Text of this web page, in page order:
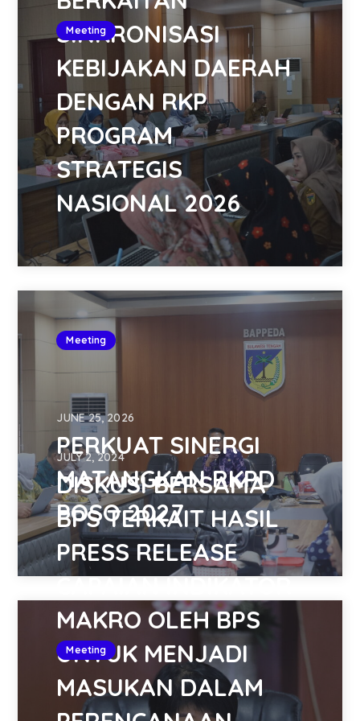
Meeting
SINKRONISASI
KEBIJAKAN DAERAH
DENGAN RKP
PROGRAM
STRATEGIS
NASIONAL 2026
Meeting
JUNE 25, 2026
PERKUAT SINERGI
MATANGKAN RKPD
POSO 2027
Meeting
JULY 2, 2024
DISKUSI BERSAMA
BPS TERKAIT HASIL
PRESS RELEASE
CAPAIAN INDIKATOR
MAKRO OLEH BPS
UNTUK MENJADI
MASUKAN DALAM